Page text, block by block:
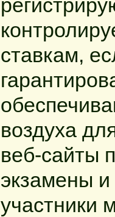
ставкам,
воздуха
веб-сайты
экзамены
участники